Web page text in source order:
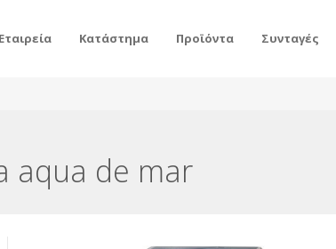
Εταιρεία Κατάστημα Προϊόντα Συνταγές
aqua de mar